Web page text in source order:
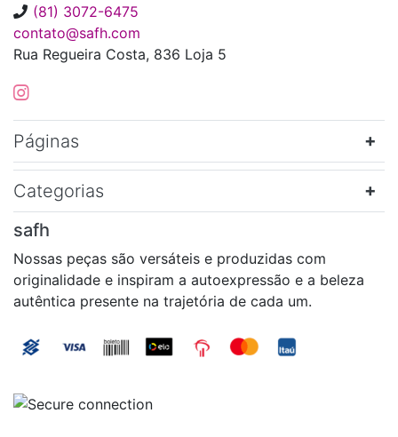
(81) 3072-6475
contato@safh.com
Rua Regueira Costa, 836 Loja 5
Páginas
Categorias
safh
Nossas peças são versáteis e produzidas com
originalidade e inspiram a autoexpressão e a beleza
autêntica presente na trajetória de cada um.